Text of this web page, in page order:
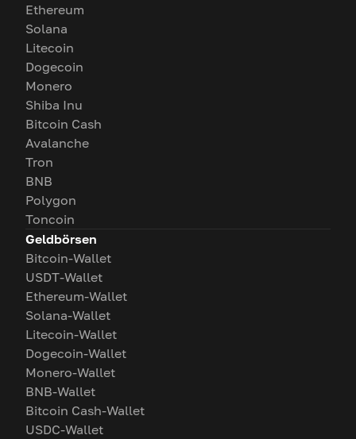
Ethereum
Solana
Litecoin
Dogecoin
Monero
Shiba Inu
Bitcoin Cash
Avalanche
Tron
BNB
Polygon
Toncoin
Geldbörsen
Bitcoin-Wallet
USDT-Wallet
Ethereum-Wallet
Solana-Wallet
Litecoin-Wallet
Dogecoin-Wallet
Monero-Wallet
BNB-Wallet
Bitcoin Cash-Wallet
USDC-Wallet